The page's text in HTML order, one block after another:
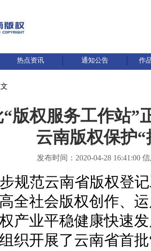
热点资讯 通知公告 作
版权服务工作站”
云南版权保护“
发布时间：2020-04-28 16:41:00
规范云南省版权登
全社会版权创作、
产业平稳健康快速
织开展了云南省首